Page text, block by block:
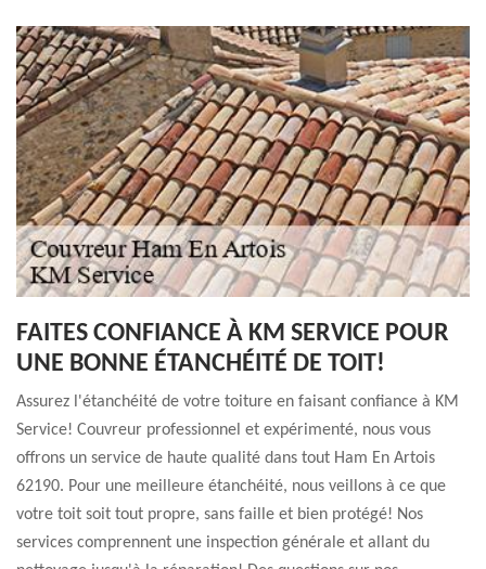
FAITES CONFIANCE À KM SERVICE POUR
UNE BONNE ÉTANCHÉITÉ DE TOIT!
Assurez l'étanchéité de votre toiture en faisant confiance à KM
Service! Couvreur professionnel et expérimenté, nous vous
offrons un service de haute qualité dans tout Ham En Artois
62190. Pour une meilleure étanchéité, nous veillons à ce que
votre toit soit tout propre, sans faille et bien protégé! Nos
services comprennent une inspection générale et allant du